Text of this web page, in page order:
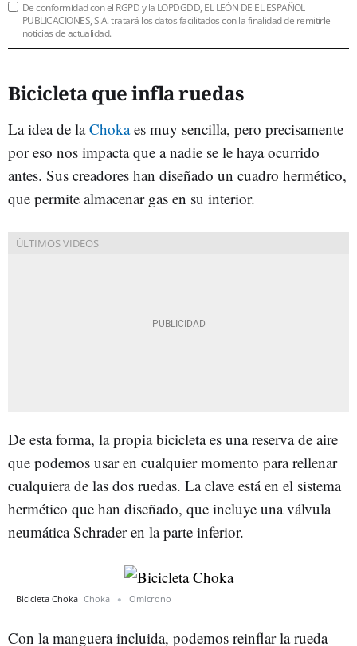
De conformidad con el RGPD y la LOPDGDD, EL LEÓN DE EL ESPAÑOL
PUBLICACIONES, S.A. tratará los datos facilitados con la finalidad de remitirle
noticias de actualidad.
Bicicleta que infla ruedas
La idea de laChokaes muy sencilla, pero precisamente
por eso nos impacta que a nadie se le haya ocurrido
antes. Sus creadores han diseñado un cuadro hermético,
que permite almacenar gas en su interior.
De esta forma, la propia bicicleta es una reserva de aire
que podemos usar en cualquier momento para rellenar
cualquiera de las dos ruedas. La clave está en el sistema
hermético que han diseñado, que incluye una válvula
neumática Schrader en la parte inferior.
Bicicleta Choka Choka Omicrono
Con la manguera incluida, podemos reinflar la rueda